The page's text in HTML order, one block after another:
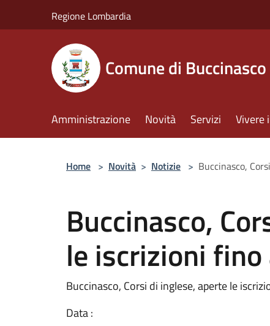
Regione Lombardia
Comune di Buccinasco
Amministrazione Novità Servizi Vivere
Home > Novità > Notizie > Buccinasco,
Buccinasco,
le iscrizioni
Buccinasco, Corsi di inglese, aperte le
Data :